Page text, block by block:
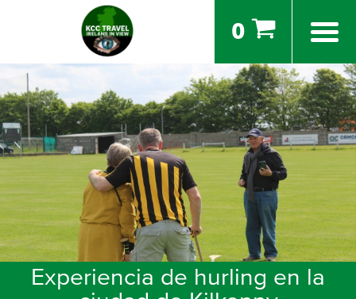
0
Experiencia de hurling en la